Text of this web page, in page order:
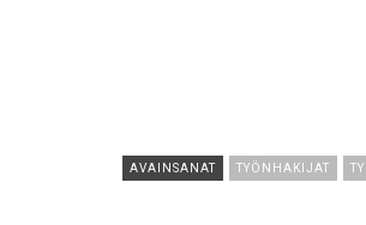
AVAINSANAT TYÖNHAKIJAT